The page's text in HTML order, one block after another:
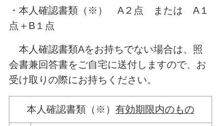
・本人確認書類（※） A２点 または A１
点＋B１点
本人確認書類Aをお持ちでない場合は、照
会書兼回答書をご自宅に送付しますので、お
受け取りの際にお持ちください。
本人確認書類（※） 有効期限内のもの